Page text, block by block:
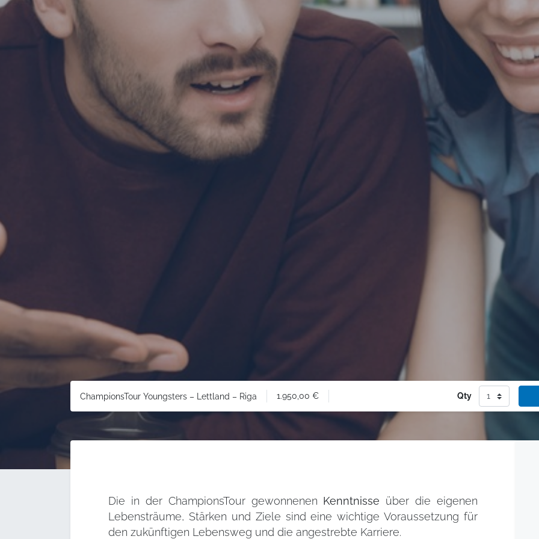
ChampionsTour Youngsters – Lettland – Riga 1.950,00 € Qty
Die in der ChampionsTour gewonnenen Kenntnisse über die eigenen
Lebensträume, Stärken und Ziele sind eine wichtige Voraussetzung für
den zukünftigen Lebensweg und die angestrebte Karriere.